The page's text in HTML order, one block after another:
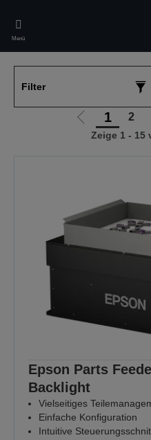
main
content
Menü
Filter
Zur
vorherigen
1 2
Zeige 1 - 15
Epson Parts
Backlight
Vielseitiges
Einfache Konfiguration
Intuitive